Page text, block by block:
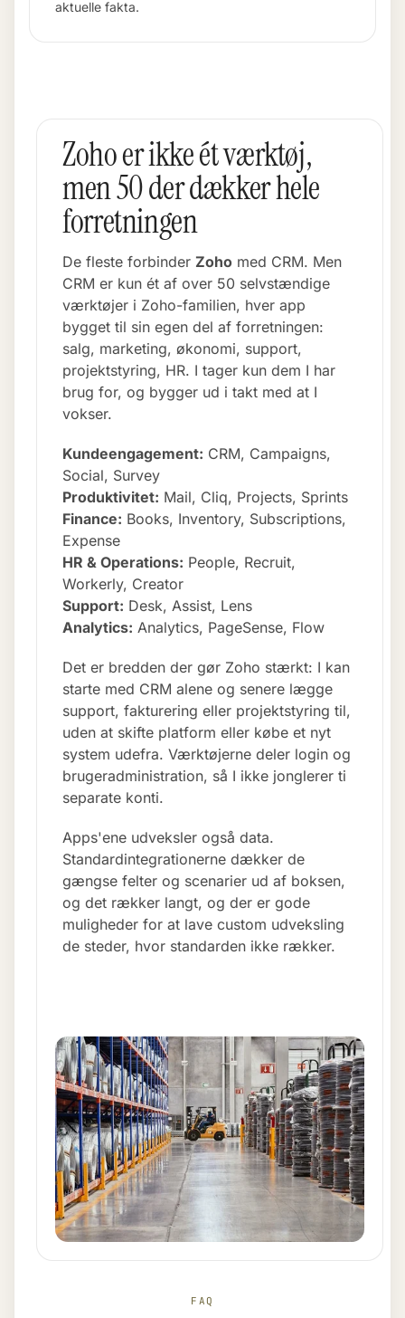
aktuelle fakta.
Zoho er ikke ét værktøj,
men 50 der dækker hele
forretningen
De fleste forbinder Zoho med CRM. Men
CRM er kun ét af over 50 selvstændige
værktøjer i Zoho-familien, hver app
bygget til sin egen del af forretningen:
salg, marketing, økonomi, support,
projektstyring, HR. I tager kun dem I har
brug for, og bygger ud i takt med at I
vokser.
Kundeengagement: CRM, Campaigns,
Social, Survey
Produktivitet: Mail, Cliq, Projects, Sprints
Finance: Books, Inventory, Subscriptions,
Expense
HR & Operations: People, Recruit,
Workerly, Creator
Support: Desk, Assist, Lens
Analytics: Analytics, PageSense, Flow
Det er bredden der gør Zoho stærkt: I kan
starte med CRM alene og senere lægge
support, fakturering eller projektstyring til,
uden at skifte platform eller købe et nyt
system udefra. Værktøjerne deler login og
brugeradministration, så I ikke jonglerer ti
separate konti.
Apps'ene udveksler også data.
Standardintegrationerne dækker de
gængse felter og scenarier ud af boksen,
og det rækker langt, og der er gode
muligheder for at lave custom udveksling
de steder, hvor standarden ikke rækker.
FAQ